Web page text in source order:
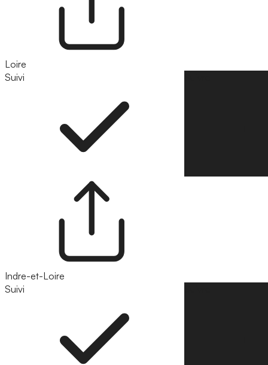
Loire
Suivi
Indre-et-Loire
Suivi